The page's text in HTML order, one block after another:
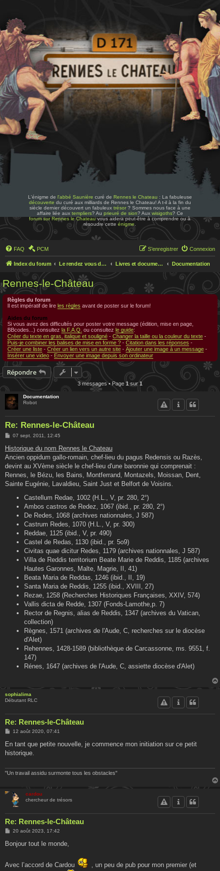
L'énigme de l'abbé Saunière curé de Rennes le Chateau : La fabuleuse
découverte du curé aux milliards de Rennes le Chateau! A t-il à la fin du
siècle dernier découvert un fabuleux trésor? Sommes nous face à une
affaire liée aux templiers? Au prieuré de sion? Aux wisigoths? Ce
forum sur Rennes le Chateauvous aidera peut-être à comprendre ou à
résoudre cetteénigme
FAQ PCM Connexion
S’enregistrer
Index du forum Le rendez vous des chercheurs Livres et documentations sur Rennes le Chateau Documentation
Rennes-le-Château
Règles du forum
Il est impératif de lire les règles avant de poster sur le forum!
Aides du forum
Si vous avez des difficultés pour poster votre message (édition, mise en page,
BBcodes...) consultez la F.A.Q. ou consultez le guide:
Créer du texte en gras, italique et souligné - Changer la taille ou la couleur du texte -
Puis-je combiner les balises de mise en forme ? - Citation dans les réponses -
Créer une liste - Créer un lien vers un autre site - Ajouter une image à un message -
Insérer une video - Envoyer une image depuis son ordinateur
Répondre
3 messages • Page1sur1
Documentation
Robot
Re: Rennes-le-Château
M
s
s
a
g
07 sept. 2011, 12:45
Historique du nom Rennes le Chateau
Ancien oppidum gallo-romain, chef-lieu du pagus Redensis ou Razès,
devint au XVème siècle le chef-lieu d'une baronnie qui comprenait :
Rennes, le Bézu, les Bains, Montferrand, Montazels, Moissan, Dent,
Sainte Eugénie, Lavaldieu, Saint Just et Belfort de Voisins.
Castellum Redae, 1002 (H.L., V, pr. 280, 2°)
Ambos castros de Redez, 1067 (ibid., pr. 280, 2°)
De Redes, 1068 (archives nationnales, J 587)
Castrum Redes, 1070 (H.L., V, pr. 300)
Reddae, 1125 (ibid., V, pr. 490)
Castel de Redas, 1130 (ibid., pr. 5o9)
Civitas quae dicitur Redes, 1179 (archives nationnales, J 587)
Villa de Reddis territorium Beate Marie de Reddis, 1185 (archives
Hautes Garonnes, Malte, Magrie, II, 41)
Beata Maria de Reddas, 1246 (ibid., II, 19)
Santa Maria de Reddis, 1255 (ibid., XVIII, 27)
Rezae, 1258 (Recherches Historiques Françaises, XXIV, 574)
Vallis dicta de Redde, 1307 (Fonds-Lamothe,p. 7)
Rector de Regnis, alias de Reddis, 1347 (archives du Vatican,
collection)
Règnes, 1571 (archives de l'Aude, C, recherches sur le diocèse
d'Alet)
Rehennes, 1428-1589 (bibliothèque de Carcassonne, ms. 9551, f.
147)
Rénes, 1647 (archives de l'Aude, C, assiette diocèse d'Alet)
sophialima
Débutant RLC
Re: Rennes-le-Château
M
s
a
12 août 2020, 07:41
En tant que petite nouvelle, je commence mon initiation sur ce petit
historique.
"Un travail assidu surmonte tous les obstacles"
cardou
chercheur de trésors
Re: Rennes-le-Château
M
s
e
20 août 2023, 17:42
Bonjour tout le monde,
Avec l’accord de Cardou
, un peu de pub pour mon premier (et